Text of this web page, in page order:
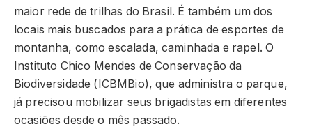
maior rede de trilhas do Brasil. É também um dos
locais mais buscados para a prática de esportes de
montanha, como escalada, caminhada e rapel. O
Instituto Chico Mendes de Conservação da
Biodiversidade (ICBMBio), que administra o parque,
já precisou mobilizar seus brigadistas em diferentes
ocasiões desde o mês passado.